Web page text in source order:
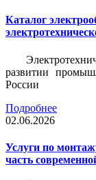
Каталог
развитии
России
Подробнее
02.06.2026
Услуги по
часть